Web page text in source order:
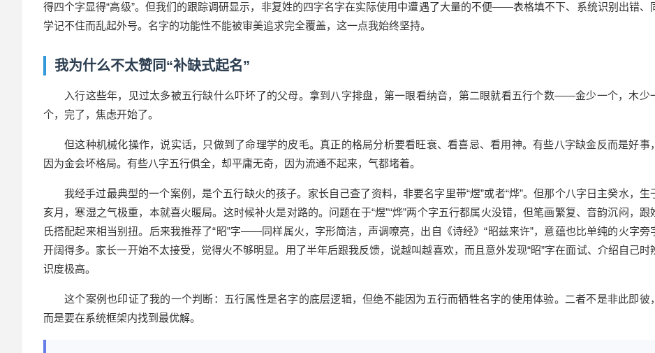
得四个字显得“高级”。但我们的跟踪调研显示，非复姓的四字名字在实际使用中遭遇了大量的不便——表格填不下、系统识别出错、
学记不住而乱起外号。名字的功能性不能被审美追求完全覆盖，这一点我始终坚持。
我为什么不太赞同“补缺式起名”
入行这些年，见过太多被五行缺什么吓坏了的父母。拿到八字排盘，第一眼看纳音，第二眼就看五行个数——金少一个，木少
个，完了，焦虑开始了。
但这种机械化操作，说实话，只做到了命理学的皮毛。真正的格局分析要看旺衰、看喜忌、看用神。有些八字缺金反而是好事，
因为金会坏格局。有些八字五行俱全，却平庸无奇，因为流通不起来，气都堵着。
我经手过最典型的一个案例，是个五行缺火的孩子。家长自己查了资料，非要名字里带“煜”或者“烨”。但那个八字日主癸水，生
亥月，寒湿之气极重，本就喜火暖局。这时候补火是对路的。问题在于“煜”“烨”两个字五行都属火没错，但笔画繁复、音韵沉闷，跟
氏搭配起来相当别扭。后来我推荐了“昭”字——同样属火，字形简洁，声调嘹亮，出自《诗经》“昭兹来许”，意蕴也比单纯的火字旁
开阔得多。家长一开始不太接受，觉得火不够明显。用了半年后跟我反馈，说越叫越喜欢，而且意外发现“昭”字在面试、介绍自己时
识度极高。
这个案例也印证了我的一个判断：五行属性是名字的底层逻辑，但绝不能因为五行而牺牲名字的使用体验。二者不是非此即彼，
而是要在系统框架内找到最优解。